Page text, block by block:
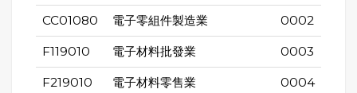
CC01080 電子零組件製造業 0002
F119010 電子材料批發業 0003
F219010 電子材料零售業 0004